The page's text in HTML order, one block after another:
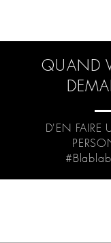
QUAND
D'EN FAIRE